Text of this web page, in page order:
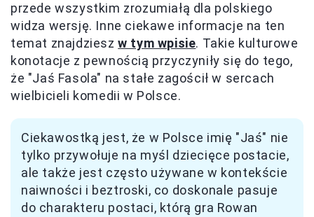
przede wszystkim zrozumiałą dla polskiego
widza wersję. Inne ciekawe informacje na ten
temat znajdzieszw tym wpisie. Takie kulturowe
konotacje z pewnością przyczyniły się do tego,
że "Jaś Fasola" na stałe zagościł w sercach
wielbicieli komedii w Polsce.
Ciekawostką jest, że w Polsce imię "Jaś" nie
tylko przywołuje na myśl dziecięce postacie,
ale także jest często używane w kontekście
naiwności i beztroski, co doskonale pasuje
do charakteru postaci, którą gra Rowan